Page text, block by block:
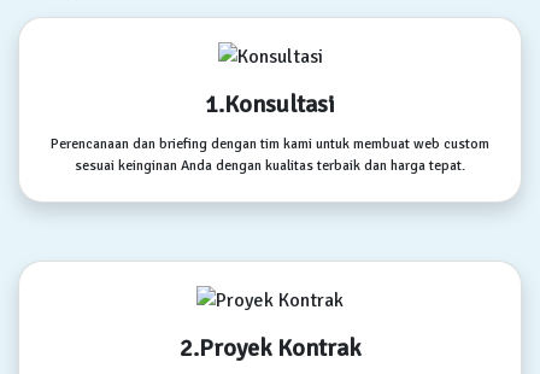
1.Konsultasi
Perencanaan dan briefing dengan tim kami untuk membuat web custom
sesuai keinginan Anda dengan kualitas terbaik dan harga tepat.
2.Proyek Kontrak